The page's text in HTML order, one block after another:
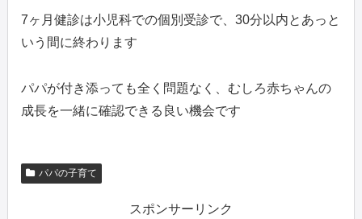
7ヶ月健診は小児科での個別受診で、30分以内とあっと
いう間に終わります
パパが付き添っても全く問題なく、むしろ赤ちゃんの
成長を一緒に確認できる良い機会です
パパの子育て
スポンサーリンク